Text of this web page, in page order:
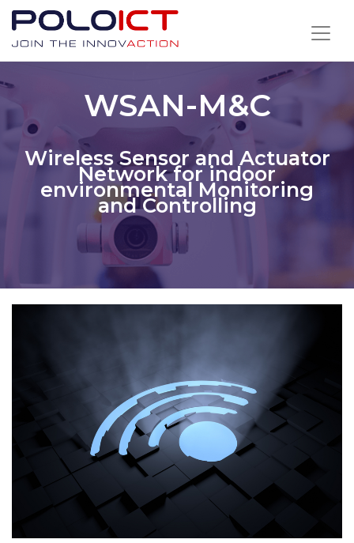
Skip
content
WSAN-M&C
Wireless Sensor and Actuator
Network for indoor
environmental Monitoring
and Controlling